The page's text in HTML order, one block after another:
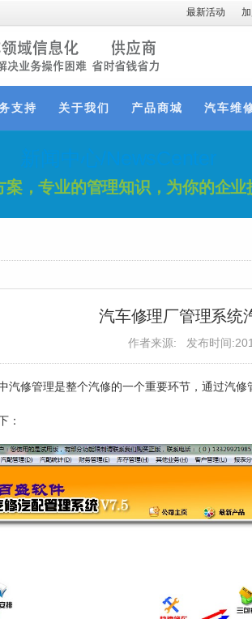
最新活动
支持 关于我们 产品商城 汽车维
案，专业的管理知识，为你的企业
汽车修理厂管理系统
作者来源: 发布时间
汽修管理是整个汽修的一个重要环节，通过汽
：